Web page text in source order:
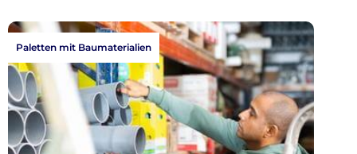
Paletten mit Baumaterialien